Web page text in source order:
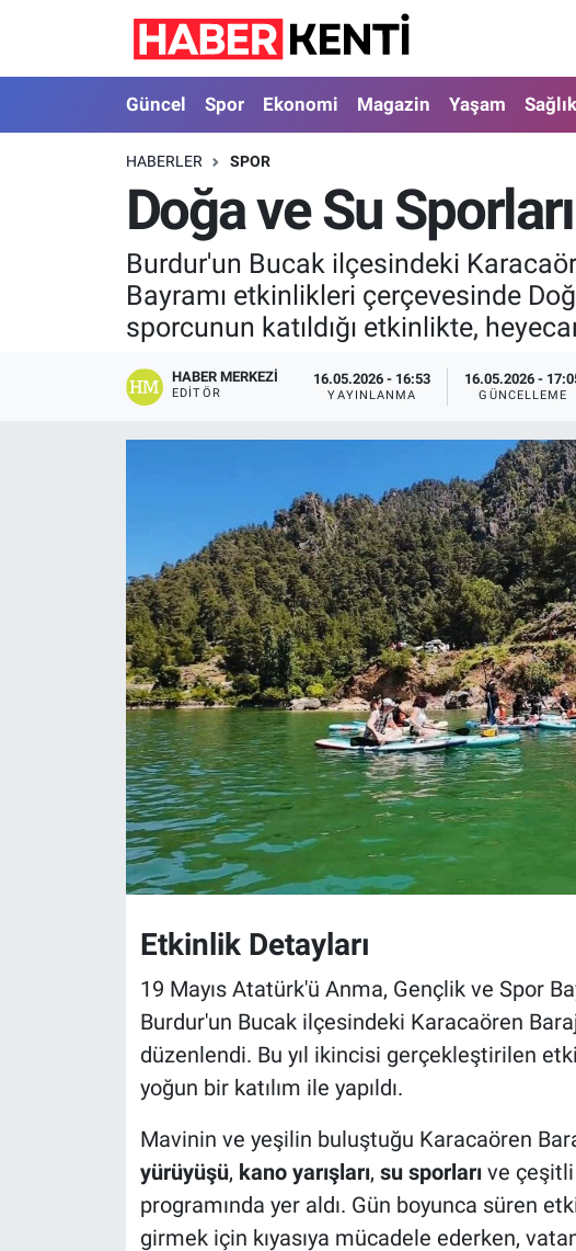
Güncel Spor Ekonomi Magazin Yaşam Sağlık
HABERLER SPOR
Doğa ve Su
Burdur'un Bucak ilçesindeki
Bayramı etkinlikleri çerçevesinde
sporcunun katıldığı etkinlikte,
HABER MERKEZI
EDITÖR
16.05.2026 - 16:53
YAYINLANMA
16.05.2026 -
GÜNCELLEME
Etkinlik Detayları
19 Mayıs Atatürk'ü Anma, Gençlik ve Spor
Burdur'un Bucak ilçesindeki Karacaören
düzenlendi. Bu yıl ikincisi gerçekleştirilen
yoğun bir katılım ile yapıldı.
Mavinin ve yeşilin buluştuğu Karacaören
yürüyüşü, kano yarışları, su sporlarıve çeşitli
programında yer aldı. Gün boyunca süren
girmek için kıyasıya mücadele ederken,
Güncel
Spor
Ekonomi
Magazin
Nöbetçi Eczaneler
Hava Durumu
İstanbul Namaz Vakitleri
Trafik Durumu
Süper Lig Puan Durumu ve Fikstür
Tüm Manşetler